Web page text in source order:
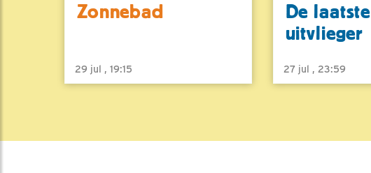
Zonnebad
29 jul , 19:15
De laatste
uitvlieger
27 jul , 23:59